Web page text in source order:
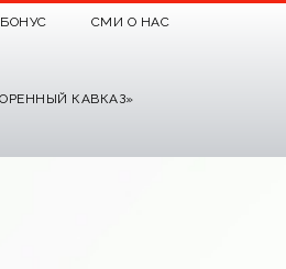
СМИ О НАС
КАВКАЗ»